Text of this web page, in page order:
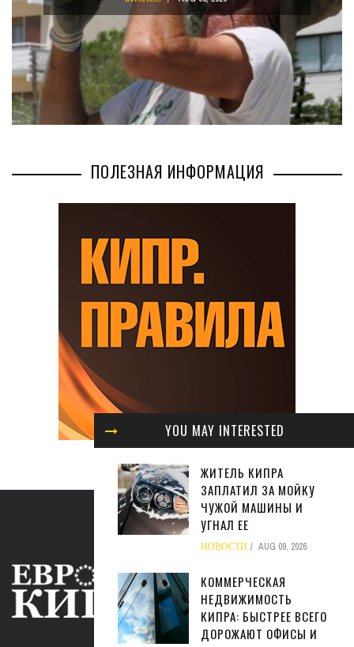
YOU MAY INTERESTED
ЖИТЕЛЬ КИПРА
ЗАПЛАТИЛ ЗА МОЙКУ
ЧУЖОЙ МАШИНЫ И
УГНАЛ ЕЕ
НОВОСТИ AUG 09, 2026
КОММЕРЧЕСКАЯ
НЕДВИЖИМОСТЬ
КИПРА: БЫСТРЕЕ ВСЕГО
ДОРОЖАЮТ ОФИСЫ И
БИЗНЕС AUG 02, 2026
ПОЛЕЗНАЯ ИНФОРМАЦИЯ